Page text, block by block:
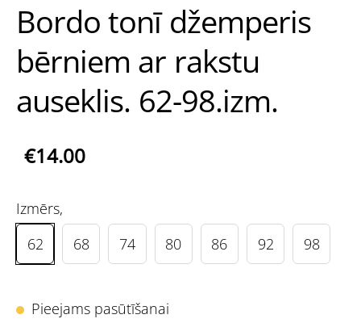
Bordo tonī džemperis
bērniem ar rakstu
auseklis. 62-98.izm.
€14.00
Izmērs,
62
68 74 80 86 92 98
Pieejams pasūtīšanai